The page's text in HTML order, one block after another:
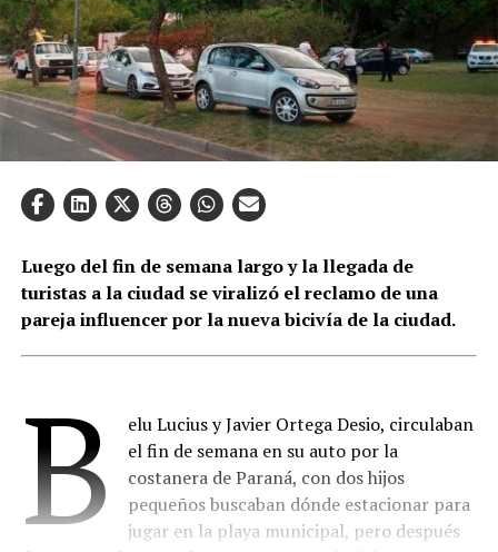
Luego del fin de semana largo y la llegada de
turistas a la ciudad se viralizó el reclamo de una
pareja influencer por la nueva bicivía de la ciudad.
B
elu Lucius y Javier Ortega Desio, circulaban
el fin de semana en su auto por la
costanera de Paraná, con dos hijos
pequeños buscaban dónde estacionar para
jugar en la playa municipal, pero después